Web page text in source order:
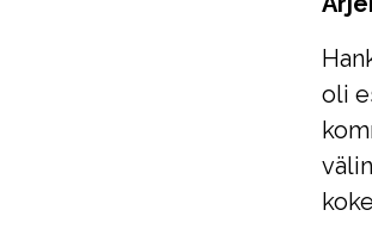
oli